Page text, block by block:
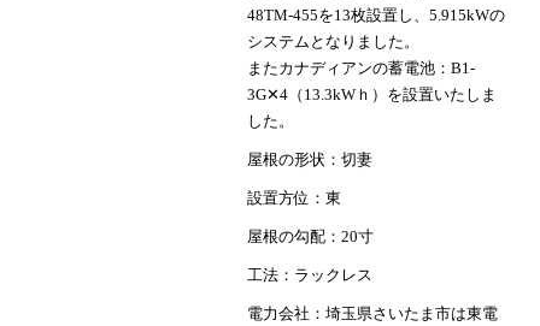
48TM-455を13枚設置し、5.915kWの
システムとなりました。
またカナディアンの蓄電池：B1-
3G✕4（13.3kWｈ）を設置いたしま
した。
屋根の形状：切妻
設置方位：東
屋根の勾配：20寸
工法：ラックレス
電力会社：埼玉県さいたま市は東電